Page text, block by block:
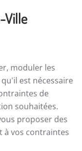
Ville
moduler les
est nécessaire
de
souhaitées.
proposer des
à vos contraintes